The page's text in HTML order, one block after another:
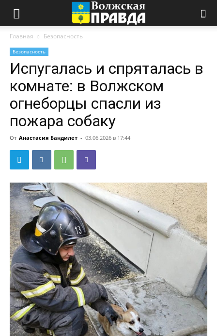
Главная Безопасность
Безопасность
Испугалась и спряталась в
комнате: в Волжском
огнеборцы спасли из
пожара собаку
От Анастасия Бандилет - 03.06.2026 в 17:44